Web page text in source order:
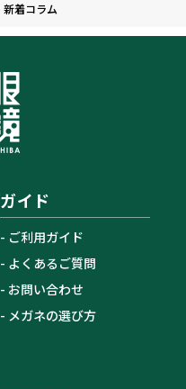
新着コラム
ガイド
ご利用ガイド
よくあるご質問
お問い合わせ
メガネの選び方